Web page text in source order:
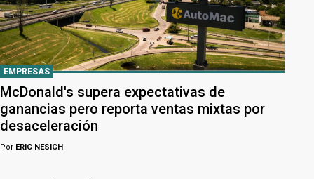
EMPRESAS
McDonald's supera expectativas de
ganancias pero reporta ventas mixtas por
desaceleración
Por ERIC NESICH